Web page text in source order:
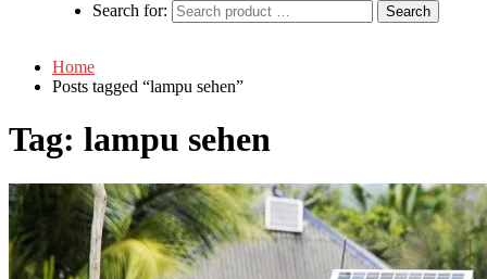
Search for:
Home
Posts tagged “lampu sehen”
Tag: lampu sehen